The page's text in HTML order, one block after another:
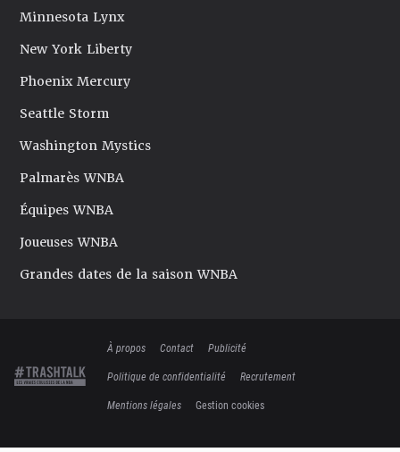
Minnesota Lynx
New York Liberty
Phoenix Mercury
Seattle Storm
Washington Mystics
Palmarès WNBA
Équipes WNBA
Joueuses WNBA
Grandes dates de la saison WNBA
À propos Contact
Publicité
Politique de confidentialité
Recrutement
Mentions légales
Gestion cookies